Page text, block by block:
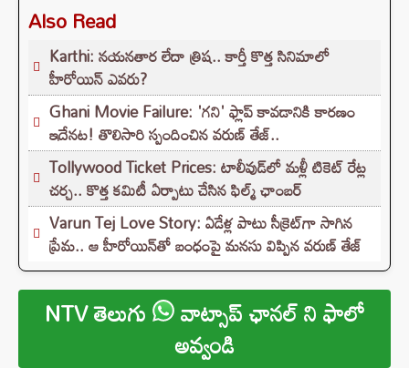
Also Read
Karthi: నయనతార లేదా త్రిష.. కార్తీ కొత్త సినిమాలో
హీరోయిన్ ఎవరు?
Ghani Movie Failure: 'గని' ఫ్లాప్‌ కావడానికి కారణం
ఇదేనట! తొలిసారి స్పందించిన వరుణ్ తేజ్..
Tollywood Ticket Prices: టాలీవుడ్‌లో మళ్లీ టికెట్‌ రేట్ల
చర్చ.. కొత్త కమిటీ ఏర్పాటు చేసిన ఫిల్మ్‌ ఛాంబర్‌
Varun Tej Love Story: ఏడేళ్ల పాటు సీక్రెట్‌గా సాగిన
ప్రేమ.. ఆ హీరోయిన్‌తో బంధంపై మనసు విప్పిన వరుణ్ తేజ్
NTV తెలుగు వాట్సాప్ ఛానల్ ని ఫాలో
అవ్వండి